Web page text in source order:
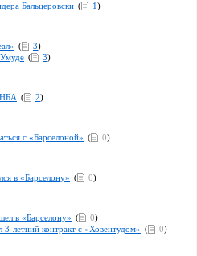
Бальцеровски ( 1)
( 3)
( 3)
НБА ( 2)
с «Барселоной» ( 0)
в «Барселону» ( 0)
в «Барселону» ( 0)
3-летний контракт с «Ховентудом» ( 0)